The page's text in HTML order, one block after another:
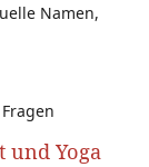
Namen,
und Yoga